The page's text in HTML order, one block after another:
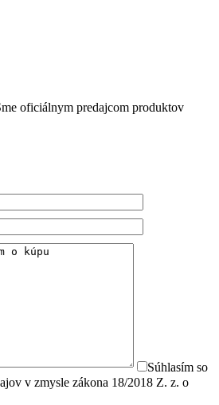
oficiálnym predajcom produktov
Súhlasím so
v zmysle zákona 18/2018 Z. z. o